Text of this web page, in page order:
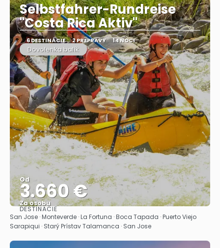
Selbstfahrer-Rundreise
"Costa Rica Aktiv"
6 DESTINÁCIE 2 PREPRAVY 14 NOCI
Dovolenka balík
Od
3.660 €
Za osobu
Pozrieť sa
DESTINÁCIE
San Jose · Monteverde · La Fortuna · Boca Tapada · Puerto Viejo
Sarapiqui · Starý Prístav Talamanca · San Jose